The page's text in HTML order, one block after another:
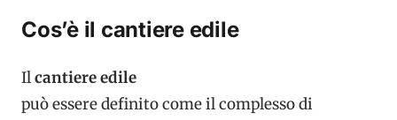
Cos’è il cantiere edile
Ilcantiere edile
può essere definito come il complesso di